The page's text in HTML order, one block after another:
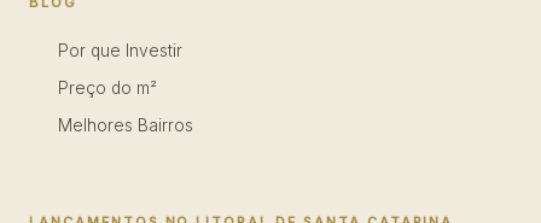
Por que Investir
Preço do m²
Melhores Bairros